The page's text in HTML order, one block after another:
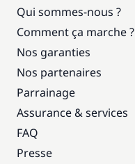
Qui sommes-nous ?
Comment ça marche ?
Nos garanties
Nos partenaires
Parrainage
Assurance & services
FAQ
Presse